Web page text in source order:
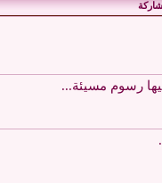
رسوم مسيئة...